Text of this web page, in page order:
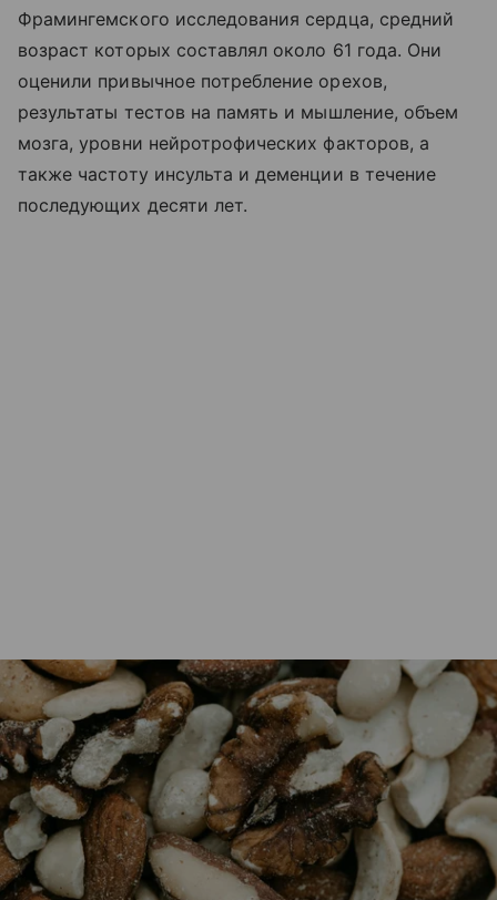
Фрамингемского исследования сердца, средний
возраст которых составлял около 61 года. Они
оценили привычное потребление орехов,
результаты тестов на память и мышление, объем
мозга, уровни нейротрофических факторов, а
также частоту инсульта и деменции в течение
последующих десяти лет.